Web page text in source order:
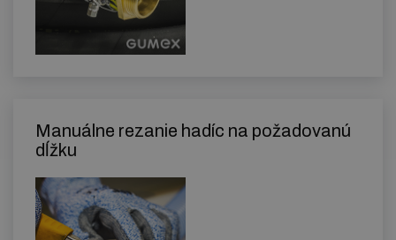
Manuálne rezanie hadíc na požadovanú
dĺžku